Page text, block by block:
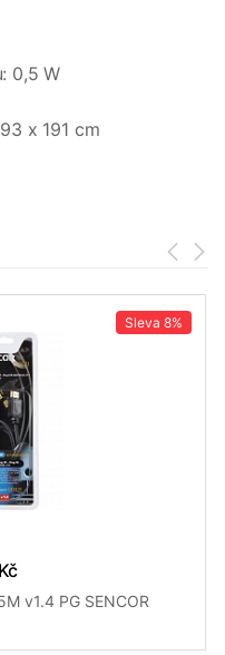
0,5 W
x 191 cm
Sleva 8%
v1.4 PG SENCOR